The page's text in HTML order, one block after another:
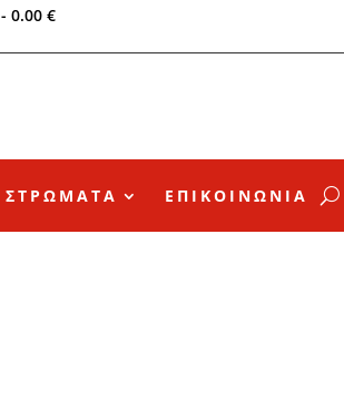
- 0.00 €
ΣΤΡΩΜΑΤΑ ΕΠΙΚΟΙΝΩΝΙΑ